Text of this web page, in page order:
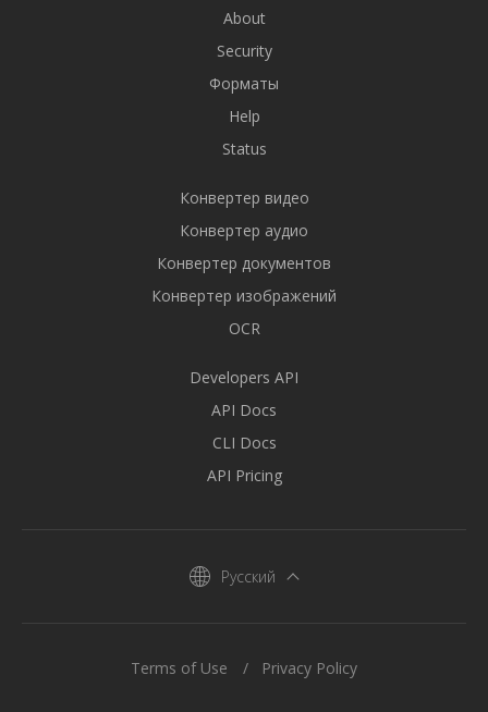
About
Security
Форматы
Help
Status
Конвертер видео
Конвертер аудио
Конвертер документов
Конвертер изображений
OCR
Developers API
API Docs
CLI Docs
API Pricing
Русский
Terms of Use Privacy Policy